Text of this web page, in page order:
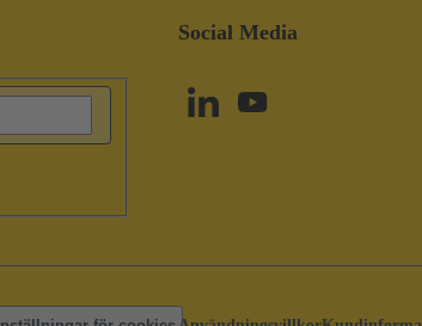
Social Media